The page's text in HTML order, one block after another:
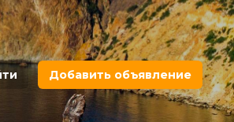
Добавить объявление